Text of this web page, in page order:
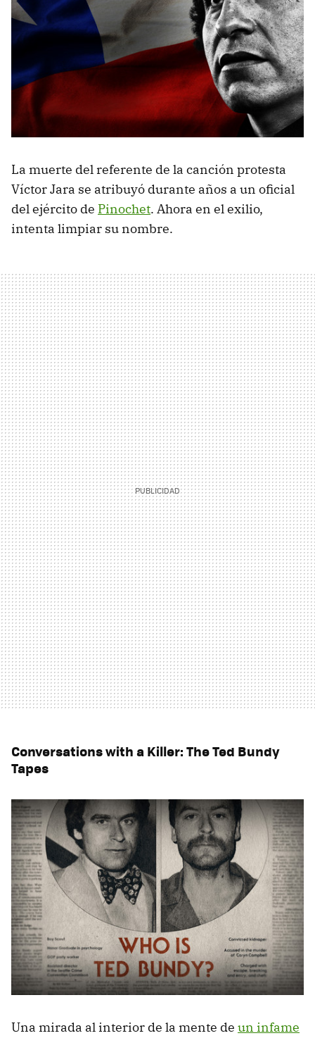
La muerte del referente de la canción protesta
Víctor Jara se atribuyó durante años a un oficial
del ejército de Pinochet. Ahora en el exilio,
intenta limpiar su nombre.
Conversations with a Killer: The Ted Bundy
Tapes
Una mirada al interior de la mente de un infame